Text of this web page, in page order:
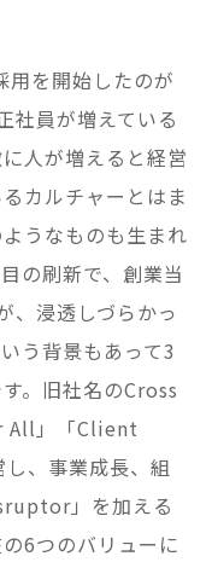
用を開始したのが
社員が増えている
人が増えると経営
カルチャーとはま
うなものも生まれ
の刷新で、創業当
、浸透しづらかっ
う背景もあって3
。旧社名のCross
All」「Client
、事業成長、組
」を加える
6つのバリューに